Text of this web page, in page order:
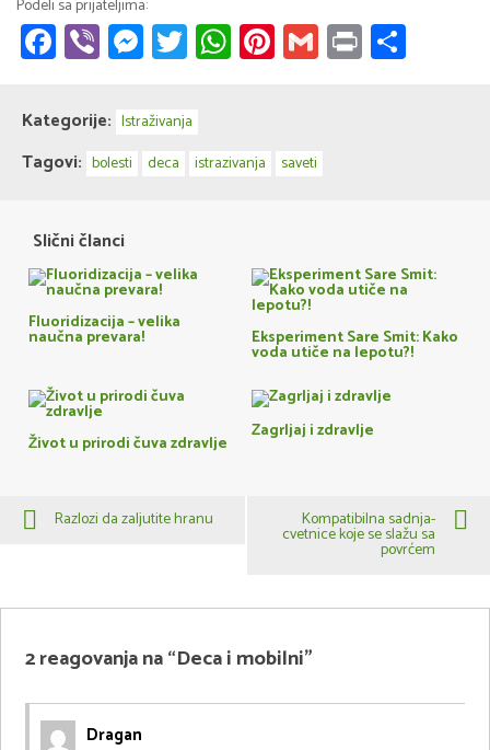
Facebook
ViberMessenger
Twitter
WhatsApp
Pinterest
Gmail
Print
Kategorije: Istraživanja
Tagovi: bolesti deca istrazivanja saveti
Slični članci
Fluoridizacija – velika
naučna prevara! Eksperiment Sare Smit: Kako
voda utiče na lepotu?!
Život u prirodi čuva zdravlje
Zagrljaj i zdravlje
Razlozi da zaljutite hranu Kompatibilna sadnja-
cvetnice koje se slažu sa
povrćem
2 reagovanja na “Deca i mobilni”
Dragan